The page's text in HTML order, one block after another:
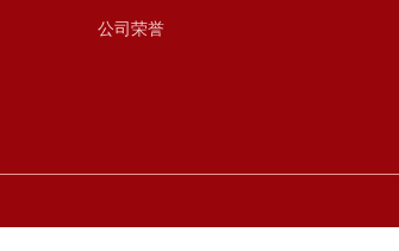
公司荣誉